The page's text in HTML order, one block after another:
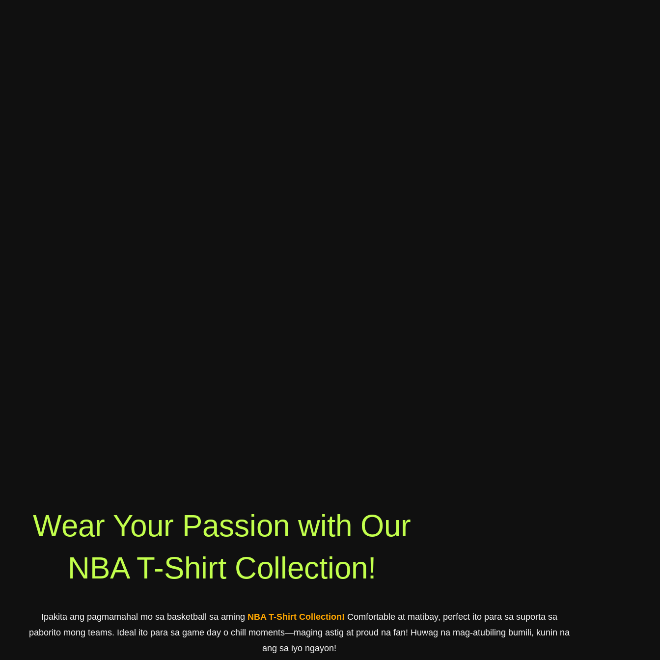
Wear Your Passion with Our
NBA T-Shirt Collection!
Ipakita ang pagmamahal mo sa basketball sa aming NBA T-Shirt Collection! Comfortable at matibay, perfect ito para sa suporta sa
paborito mong teams. Ideal ito para sa game day o chill moments—maging astig at proud na fan! Huwag na mag-atubiling bumili, kunin na
ang sa iyo ngayon!